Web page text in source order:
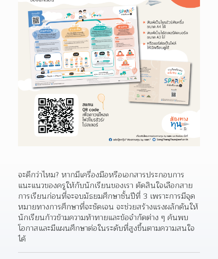
จะดีกว่าไหม? หากมีเครื่องมือหรือเอกสารประกอบการ
แนะแนวของครูให้กับนักเรียนของเรา ตัดสินใจเลือกสาย
การเรียนก่อนที่จะจบมัธยมศึกษาชั้นปีที่ 3 เพราะการมีจุด
หมายทางการศึกษาที่จะชัดเจน จะช่วยสร้างแรงผลักดันให้
นักเรียนก้าวข้ามความท้าทายและข้อจำกัดต่าง ๆ ค้นพบ
โอกาสและมีแผนศึกษาต่อในระดับที่สูงขึ้นตามความสนใจ
ได้